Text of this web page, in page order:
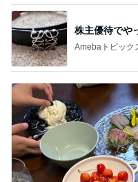
株主優待でや
Amebaトピック